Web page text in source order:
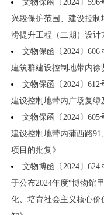
文物保函〔2024〕
兴段保护范围、建设控
涝提升工程（二期）设计
文物保函〔2024〕
建筑群建设控制地带内徐
文物保函〔2024〕
建设控制地带内广场复绿
文物保函〔2024〕
建设控制地带内蒲西路91
项目的批复》
文物博函〔2024〕
于公布2024年度“博物馆
化、培育社会主义核心价